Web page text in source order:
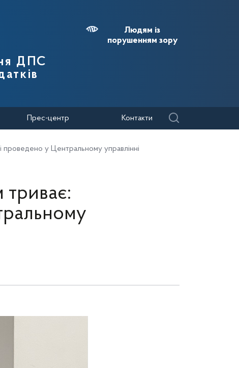
ДПС
Людям із
порушенням зору
Прес-центр Контакти
проведено у Центральному управлінні
триває: